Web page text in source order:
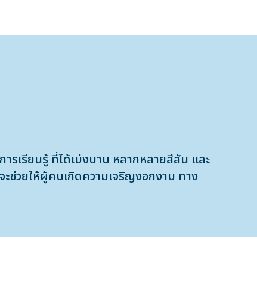
รียนรู้ ที่ได้เบ่งบาน หลากหลายสีสัน เเละ
ะช่วยให้ผู้คนเกิดความเจริญงอกงาม ทาง